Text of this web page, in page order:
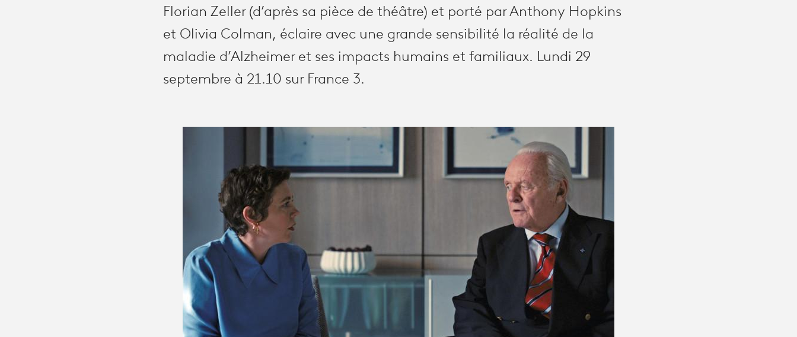
Florian Zeller (d’après sa pièce de théâtre) et porté par Anthony Hopkins
et Olivia Colman, éclaire avec une grande sensibilité la réalité de la
maladie d’Alzheimer et ses impacts humains et familiaux. Lundi 29
septembre à 21.10 sur France 3.